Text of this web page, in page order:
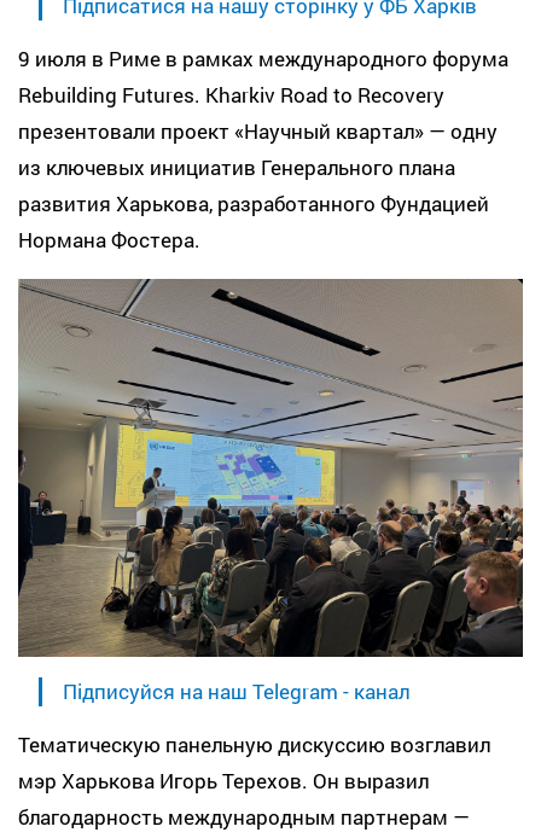
9 июля в Риме в рамках международного форума
Rebuilding Futures. Kharkiv Road to Recovery
презентовали проект «Научный квартал» — одну
из ключевых инициатив Генерального плана
развития Харькова, разработанного Фундацией
Нормана Фостера.
Підписуйся на наш Telegram - канал
Тематическую панельную дискуссию возглавил
мэр Харькова Игорь Терехов. Он выразил
благодарность международным партнерам —